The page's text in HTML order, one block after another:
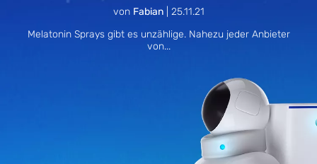
von Fabian| 25.11.21
Melatonin Sprays gibt es unzählige. Nahezu jeder Anbieter
von...